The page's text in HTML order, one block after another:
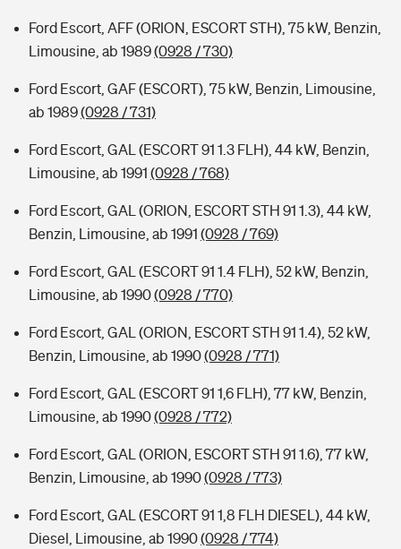
Ford Escort, AFF (ORION, ESCORT STH), 75 kW, Benzin,
Limousine, ab 1989(0928 / 730)
Ford Escort, GAF (ESCORT), 75 kW, Benzin, Limousine,
ab 1989(0928 / 731)
Ford Escort, GAL (ESCORT 91 1.3 FLH), 44 kW, Benzin,
Limousine, ab 1991 (0928 / 768)
Ford Escort, GAL (ORION, ESCORT STH 91 1.3), 44 kW,
Benzin, Limousine, ab 1991 (0928 / 769)
Ford Escort, GAL (ESCORT 91 1.4 FLH), 52 kW, Benzin,
Limousine, ab 1990(0928 / 770)
Ford Escort, GAL (ORION, ESCORT STH 91 1.4), 52 kW,
Benzin, Limousine, ab 1990(0928 / 771)
Ford Escort, GAL (ESCORT 91 1,6 FLH), 77 kW, Benzin,
Limousine, ab 1990(0928 / 772)
Ford Escort, GAL (ORION, ESCORT STH 91 1.6), 77 kW,
Benzin, Limousine, ab 1990(0928 / 773)
Ford Escort, GAL (ESCORT 91 1,8 FLH DIESEL), 44 kW,
Diesel, Limousine, ab 1990(0928 / 774)